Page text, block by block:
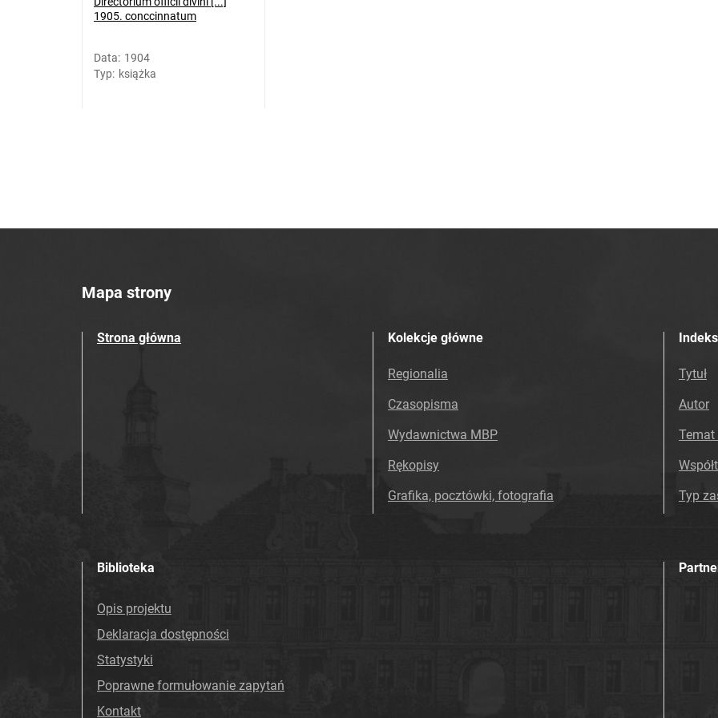
1905. conccinnatum
Data: 1904
Typ: książka
Mapa strony
Strona główna Kolekcje główne
Regionalia
Czasopisma
Wydawnictwa MBP
Rękopisy
Grafika, pocztówki, fotografia
Tytuł
Autor
Temat
Typ
Biblioteka
Opis projektu
Deklaracja dostępności
Statystyki
Poprawne formułowanie zapytań
Kontakt